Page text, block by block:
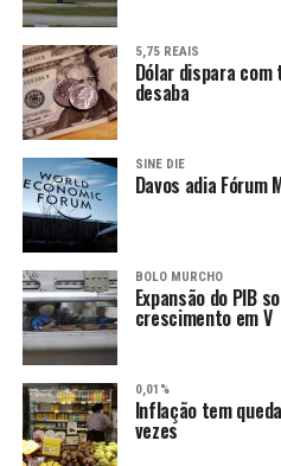
5,75 REAIS
Dólar dispara com
desaba
SINE DIE
Davos adia Fórum
BOLO MURCHO
Expansão do PIB
crescimento em V
0,01%
Inflação tem
vezes